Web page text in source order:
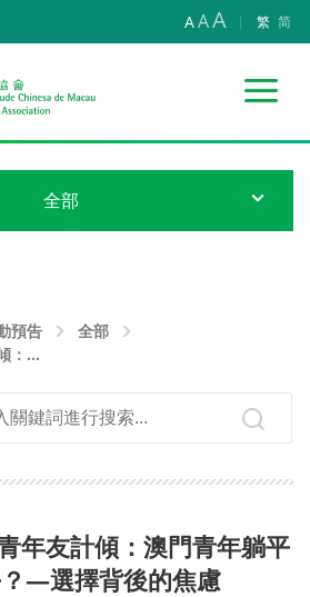
AAA 繁 简
全部
預告
全部
：澳
青年友計傾：澳門青年躺平
—選擇背後的焦慮